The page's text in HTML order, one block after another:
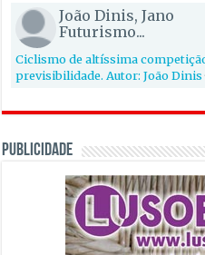
João Dinis, Jano
Futurismo...
Ciclismo de altíssima
previsibilidade. Autor: João Dinis
PUBLICIDADE